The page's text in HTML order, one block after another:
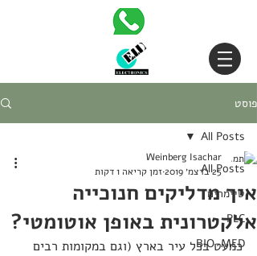
פוסט
All Posts
טיימרים
PLC
BIO-MED
All Posts
איך מדליקים חנוכייה
אלקטרונית באופן אוטומטי?
Weinberg Isachar
25 בדצמ׳ 2019
זמן קריאה 1 דקות
כמעט בכל עיר בארץ (וגם במקומות רבים